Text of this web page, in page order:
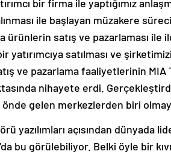
bir firma ile yaptığımız
alınması ile başlayan müzakere
ürünlerin satış ve pazarlaması ile
yatırımcıya satılması ve
ve pazarlama faaliyetlerinin
nihayete erdi.
gelen merkezlerden biri
yazılımları açısından
bu görülebiliyor. Belki öyle bir